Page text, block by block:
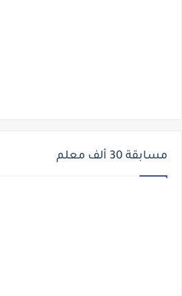
مسابقة 30 ألف معلم